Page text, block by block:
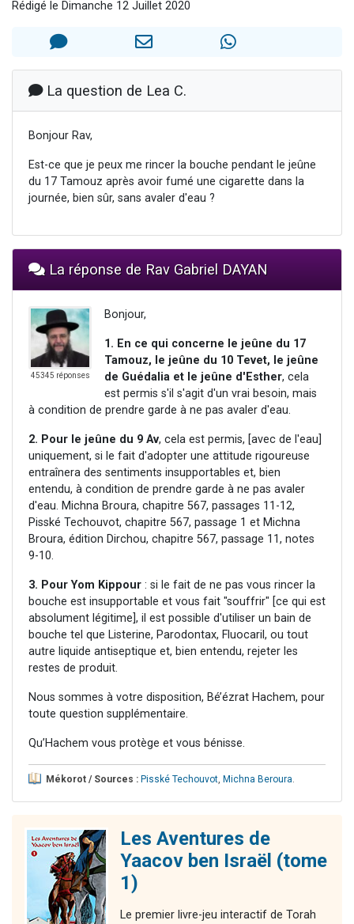
Eva vient de donner son Maasser
Eli vient de donner son Maasser
Rédigé le Dimanche 12 Juillet 2020
La question de Lea C.
Bonjour Rav,
Est-ce que je peux me rincer la bouche pendant le jeûne
du 17 Tamouz après avoir fumé une cigarette dans la
journée, bien sûr, sans avaler d'eau ?
La réponse de Rav Gabriel DAYAN
45345 réponses
Bonjour,
1. En ce qui concerne le jeûne du 17
Tamouz, le jeûne du 10 Tevet, le jeûne
de Guédalia et le jeûne d'Esther, cela
est permis s'il s'agit d'un vrai besoin, mais
à condition de prendre garde à ne pas avaler d'eau.
2. Pour le jeûne du 9 Av, cela est permis, [avec de l'eau]
uniquement, si le fait d'adopter une attitude rigoureuse
entraînera des sentiments insupportables et, bien
entendu, à condition de prendre garde à ne pas avaler
d'eau. Michna Broura, chapitre 567, passages 11-12,
Pisské Techouvot, chapitre 567, passage 1 et Michna
Broura, édition Dirchou, chapitre 567, passage 11, notes
9-10.
3. Pour Yom Kippour : si le fait de ne pas vous rincer la
bouche est insupportable et vous fait "souffrir" [ce qui est
absolument légitime], il est possible d'utiliser un bain de
bouche tel que Listerine, Parodontax, Fluocaril, ou tout
autre liquide antiseptique et, bien entendu, rejeter les
restes de produit.
Nous sommes à votre disposition, Bé’ézrat Hachem, pour
toute question supplémentaire.
Qu’Hachem vous protège et vous bénisse.
Mékorot / Sources : Pisské Techouvot, Michna Beroura.
Les Aventures de
Yaacov ben Israël (tome
1)
Le premier livre-jeu interactif de Torah